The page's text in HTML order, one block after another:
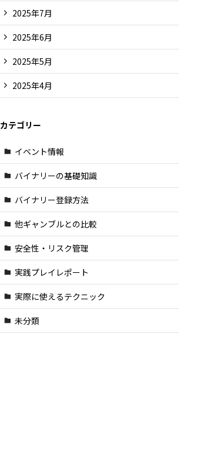
2025年7月
2025年6月
2025年5月
2025年4月
カテゴリー
イベント情報
バイナリーの基礎知識
バイナリー登録方法
他ギャンブルとの比較
安全性・リスク管理
実践プレイレポート
実際に使えるテクニック
未分類